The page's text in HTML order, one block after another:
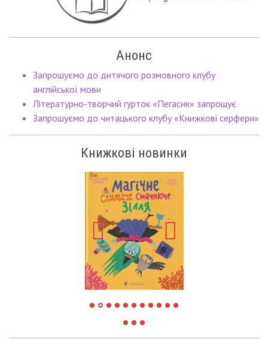
Анонс
Запрошуємо до дитячого розмовного клубу
англійської мови
Літературно-творчий гурток «Пегасик» запрошує
Запрошуємо до читацького клубу «Книжкові серфери»
Книжкові новинки